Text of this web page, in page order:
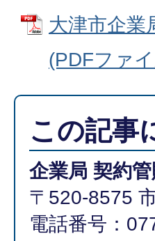
大津市企業
(PDFファ
この記事
企業局 契約
〒520-8575
電話番号：